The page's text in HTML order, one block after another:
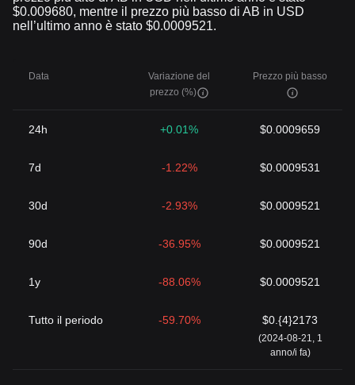
$0.009680, mentre il prezzo più basso di AB in USD
nell’ultimo anno è stato $0.0009521.
Data
Variazione del
prezzo (%)
Prezzo più basso
24h +0.01% $0.0009659
7d -1.22% $0.0009531
30d -2.93% $0.0009521
90d -36.95% $0.0009521
1y -88.06% $0.0009521
Tutto il periodo -59.70% $0.{4}2173
(2024-08-21, 1
anno/i fa)